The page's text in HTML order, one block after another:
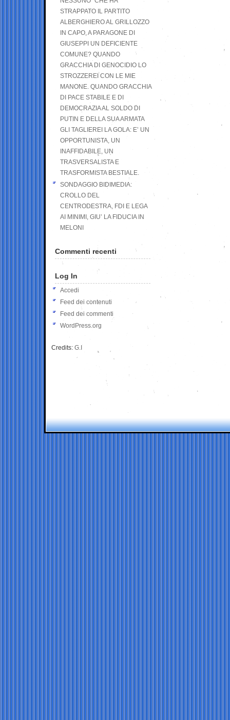
STRAPPATO IL PARTITO
ALBERGHIERO AL GRILLOZZO
IN CAPO, A PARAGONE DI
GIUSEPPI UN DEFICIENTE
COMUNE? QUANDO
GRACCHIA DI GENOCIDIO LO
STROZZEREI CON LE MIE
MANONE. QUANDO GRACCHIA
DI PACE STABILE E DI
DEMOCRAZIA AL SOLDO DI
PUTIN E DELLA SUA ARMATA
GLI TAGLIEREI LA GOLA: E’ UN
OPPORTUNISTA, UN
INAFFIDABILE, UN
TRASVERSALISTA E
TRASFORMISTA BESTIALE.
SONDAGGIO BIDIMEDIA:
CROLLO DEL
CENTRODESTRA, FDI E LEGA
AI MINIMI, GIU’ LA FIDUCIA IN
MELONI
Commenti recenti
Log In
Accedi
Feed dei contenuti
Feed dei commenti
WordPress.org
Credits: G.I